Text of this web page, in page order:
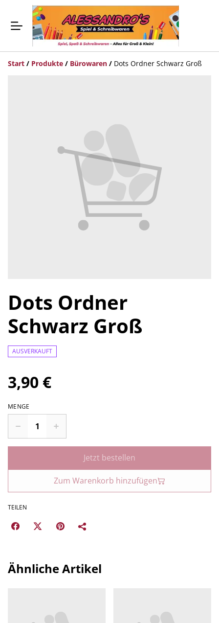
Start / Produkte / Bürowaren / Dots Ordner Schwarz Groß
Dots Ordner
Schwarz Groß
AUSVERKAUFT
3,90 €
MENGE
Jetzt bestellen
Zum Warenkorb hinzufügen
TEILEN
Ähnliche Artikel